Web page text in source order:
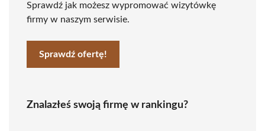
Sprawdź jak możesz wypromować wizytówkę
firmy w naszym serwisie.
Sprawdź ofertę!
Znalazłeś swoją firmę w rankingu?